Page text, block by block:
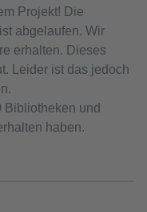
Projekt! Die
abgelaufen. Wir
erhalten. Dieses
Leider ist das jedoch
Bibliotheken und
haben.